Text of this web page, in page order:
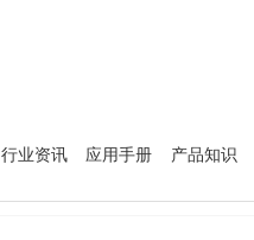
关于我们
行业资讯 应用手册 产品知识